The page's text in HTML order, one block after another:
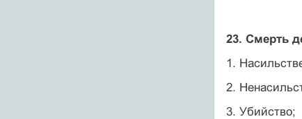
23. Смерть
1.
2.
3. Убийство;